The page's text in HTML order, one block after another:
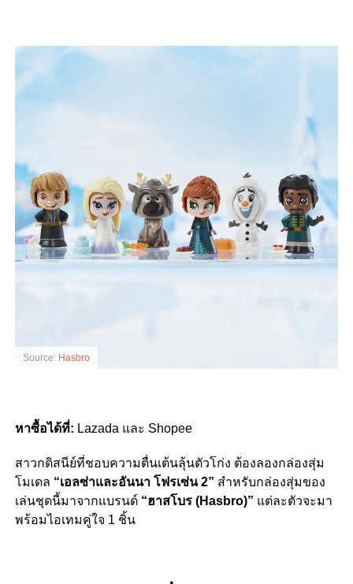
Source: Hasbro
หาซื้อได้ที่: Lazada และ Shopee
สาวกดิสนีย์ที่ชอบความตื่นเต้นลุ้นตัวโก่ง ต้องลองกล่องสุ่ม
โมเดล “เอลซ่าและอันนา โฟรเซ่น 2” สำหรับกล่องสุ่มของ
เล่นชุดนี้มาจากแบรนด์ “ฮาสโบร (Hasbro)” แต่ละตัวจะมา
พร้อมไอเทมคู่ใจ 1 ชิ้น